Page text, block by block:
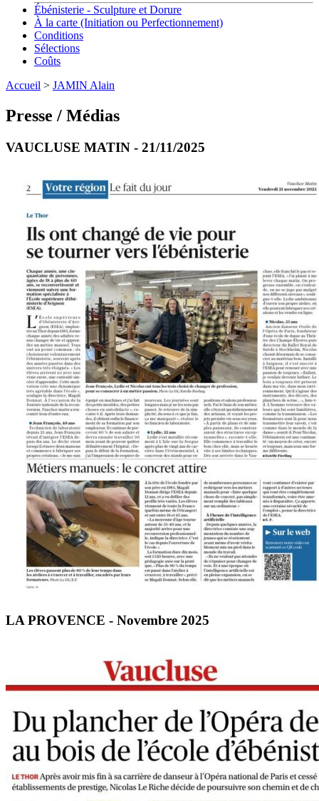
Ébénisterie - Sculpture et Dorure
À la carte (Initiation ou Perfectionnement)
Conditions
Sélections
Coûts
Accueil > JAMIN Alain
Presse / Médias
VAUCLUSE MATIN - 21/11/2025
LA PROVENCE - Novembre 2025